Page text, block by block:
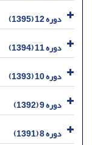
دوره 12 (1395)
دوره 11 (1394)
دوره 10 (1393)
دوره 9 (1392)
دوره 8 (1391)